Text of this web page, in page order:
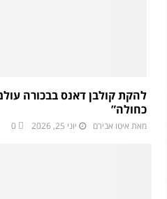
להקת קולבן דאנס בבכורה
כחולה”
מאת איטו אבירם יוני 25, 2026 0